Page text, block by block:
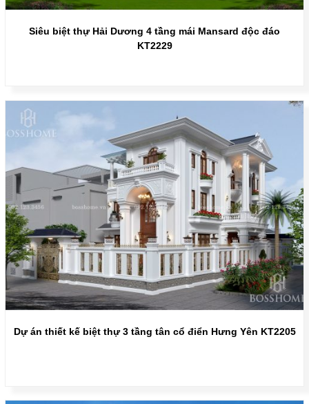
Siêu biệt thự Hải Dương 4 tầng mái Mansard độc đáo
KT2229
Dự án thiết kế biệt thự 3 tầng tân cổ điển Hưng Yên KT2205